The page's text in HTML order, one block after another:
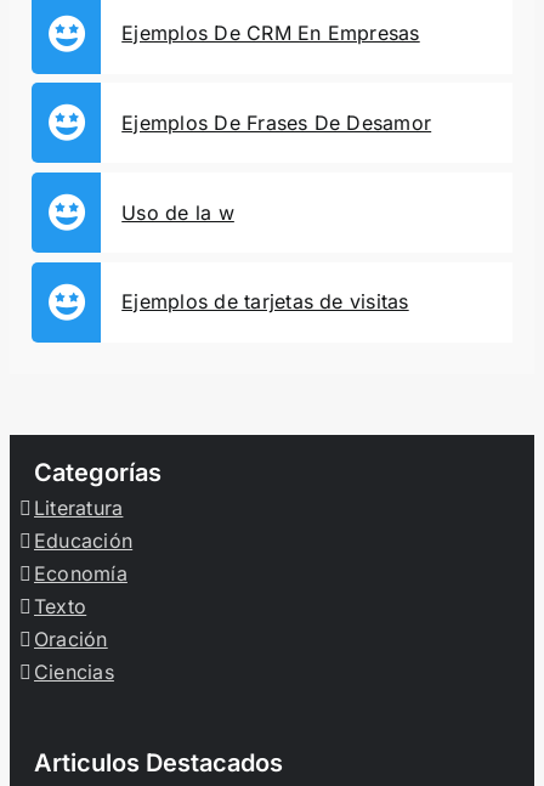
Ejemplos De CRM En Empresas
Ejemplos De Frases De Desamor
Uso de la w
Ejemplos de tarjetas de visitas
Categorías
Literatura
Educación
Economía
Texto
Oración
Ciencias
Articulos Destacados